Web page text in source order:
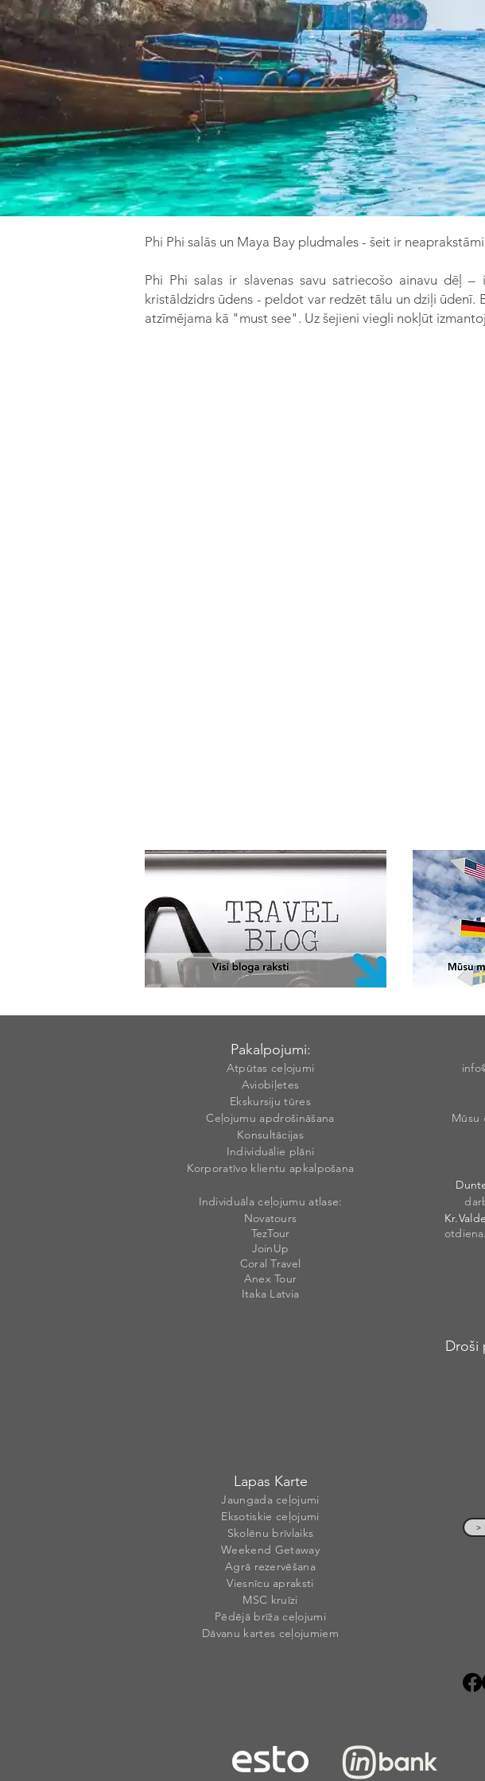
Phi Phi salās un Maya Bay pludmales - šeit ir
Phi Phi salas ir slavenas savu satriecošo ainavu dēļ
kristāldzidrs ūdens - peldot var redzēt tālu un dziļi ūdenī.
atzīmējama kā "must see". Uz šejieni viegli nokļūt
Pakalpojumi:
Atpūtas ceļojumi
Aviobiļetes
Ekskursiju tūres
Ceļojumu apdrošināšana
Konsultācijas
Individuālie plāni
Korporatīvo klientu apkalpošana
Individuāla ceļojumu atlase:
Novatours
TezTour
JoinUp
Coral Travel
Anex Tour
Itaka Latvia
Mūsu
Droši
Lapas Karte
Jaungada ceļojumi
Eksotiskie ceļojumi
Skolēnu brīvlaiks
Weekend Getaway
Agrā rezervēšana
Viesnīcu apraksti
MSC kruīzi
Pēdējā brīža ceļojumi
Dāvanu kartes ceļojumiem
>